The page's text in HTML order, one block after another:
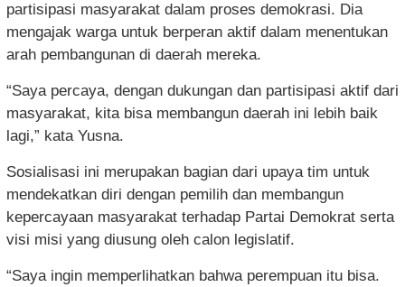
partisipasi masyarakat dalam proses demokrasi. Dia
mengajak warga untuk berperan aktif dalam menentukan
arah pembangunan di daerah mereka.
“Saya percaya, dengan dukungan dan partisipasi aktif dari
masyarakat, kita bisa membangun daerah ini lebih baik
lagi,” kata Yusna.
Sosialisasi ini merupakan bagian dari upaya tim untuk
mendekatkan diri dengan pemilih dan membangun
kepercayaan masyarakat terhadap Partai Demokrat serta
visi misi yang diusung oleh calon legislatif.
“Saya ingin memperlihatkan bahwa perempuan itu bisa.